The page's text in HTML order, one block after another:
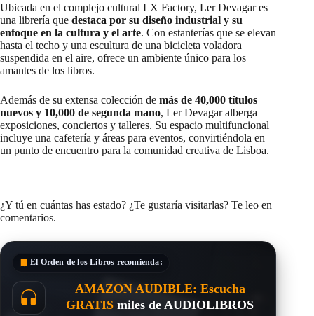
Ubicada en el complejo cultural LX Factory, Ler Devagar es
una librería que destaca por su diseño industrial y su
enfoque en la cultura y el arte. Con estanterías que se elevan
hasta el techo y una escultura de una bicicleta voladora
suspendida en el aire, ofrece un ambiente único para los
amantes de los libros. ​
Además de su extensa colección de más de 40,000 títulos
nuevos y 10,000 de segunda mano, Ler Devagar alberga
exposiciones, conciertos y talleres. Su espacio multifuncional
incluye una cafetería y áreas para eventos, convirtiéndola en
un punto de encuentro para la comunidad creativa de Lisboa.
¿Y tú en cuántas has estado? ¿Te gustaría visitarlas? Te leo en
comentarios.
El Orden de los Libros recomienda:
AMAZON AUDIBLE: Escucha
GRATIS miles de AUDIOLIBROS